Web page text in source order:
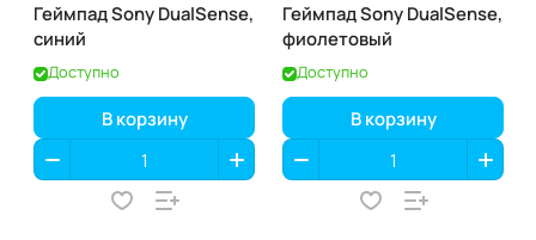
Геймпад Sony DualSense,
синий
Доступно
В корзину
Геймпад Sony DualSense,
фиолетовый
Доступно
В корзину